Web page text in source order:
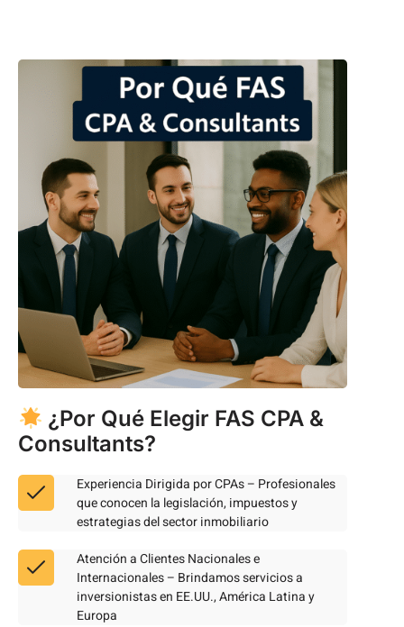
¿Por Qué Elegir FAS CPA &
Consultants?
Experiencia Dirigida por CPAs – Profesionales
que conocen la legislación, impuestos y
estrategias del sector inmobiliario
Atención a Clientes Nacionales e
Internacionales – Brindamos servicios a
inversionistas en EE.UU., América Latina y
Europa